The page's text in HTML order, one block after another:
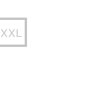
XXL